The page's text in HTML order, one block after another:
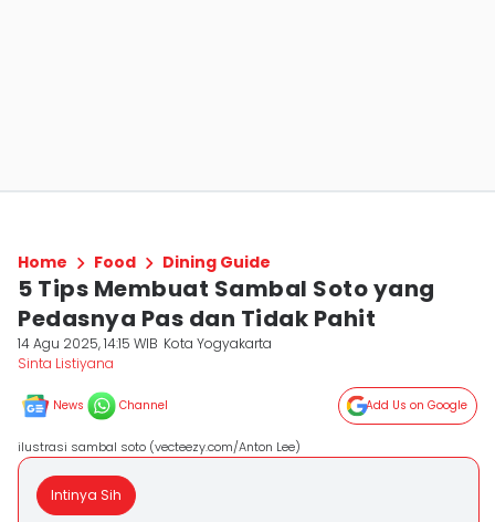
Home Food Dining Guide
5 Tips Membuat Sambal Soto yang
Pedasnya Pas dan Tidak Pahit
14 Agu 2025, 14:15 WIB Kota Yogyakarta
Sinta Listiyana
News Channel Add Us on Google
ilustrasi sambal soto (vecteezy.com/Anton Lee)
Intinya Sih